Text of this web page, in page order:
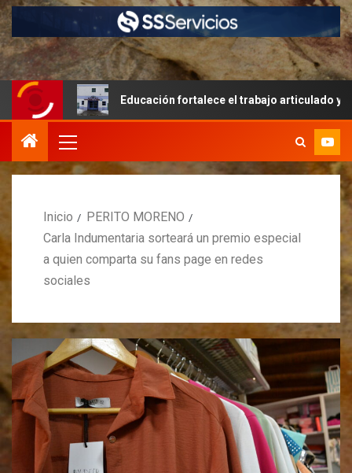
Educación fortalece el trabajo articulado y la
Inicio
PERITO MORENO
Carla Indumentaria sorteará un premio especial
a quien comparta su fans page en redes
sociales